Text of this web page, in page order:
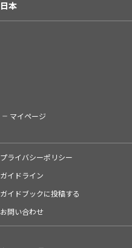
日本
マイページ
プライバシーポリシー
ガイドライン
ガイドブックに投稿する
お問い合わせ